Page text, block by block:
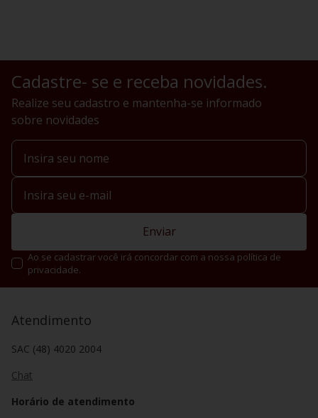
Cadastre- se e receba novidades.
Realize seu cadastro e mantenha-se informado
sobre novidades
Enviar
Ao se cadastrar você irá concordar com a nossa política de
privacidade.
Atendimento
SAC (48) 4020 2004
Chat
Horário de atendimento